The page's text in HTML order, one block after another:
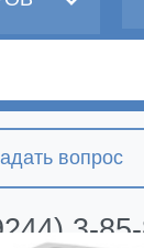
вопрос
3-